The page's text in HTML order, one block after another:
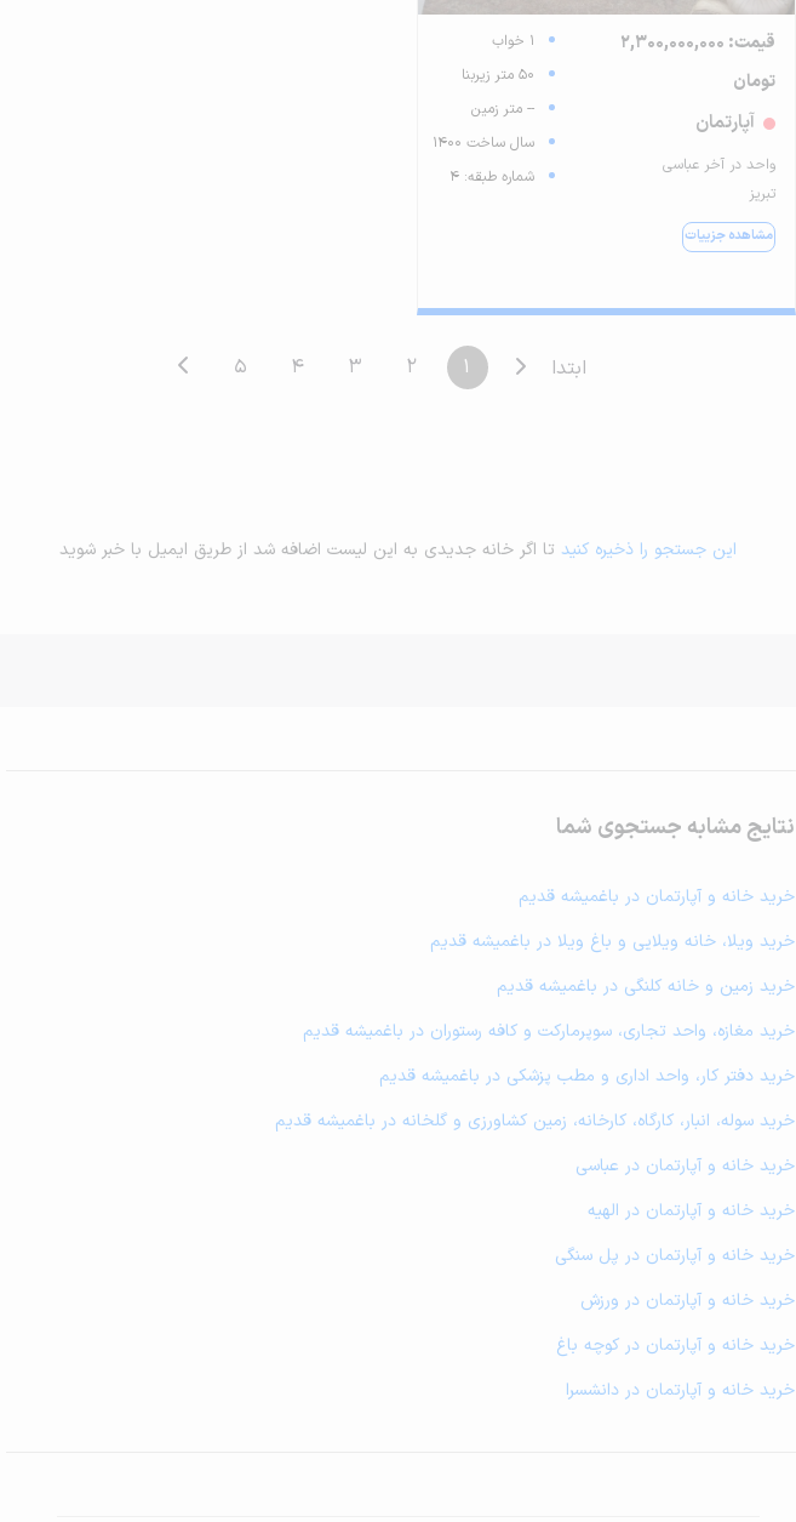
قیمت: 2,300,000,000
تومان
آپارتمان
واحد در آخر عباسی
تبریز
مشاهده جزییات
1 خواب
50 متر زیربنا
-- متر زمین
سال ساخت 1400
شماره طبقه: 4
ابتدا 1
2
3
4
5
این جستجو را ذخیره کنید تا اگر خانه جدیدی به این لیست اضافه شد از طریق ایمیل با خبر شوید
نتایج مشابه جستجوی شما
خرید خانه و آپارتمان در باغمیشه قدیم
خرید ویلا، خانه ویلایی و باغ ویلا در باغمیشه قدیم
خرید زمین و خانه کلنگی در باغمیشه قدیم
خرید مغازه، واحد تجاری، سوپرمارکت و کافه رستوران در باغمیشه قدیم
خرید دفتر کار، واحد اداری و مطب پزشکی در باغمیشه قدیم
خرید سوله، انبار، کارگاه، کارخانه، زمین کشاورزی و گلخانه در باغمیشه قدیم
خرید خانه و آپارتمان در عباسی
خرید خانه و آپارتمان در الهیه
خرید خانه و آپارتمان در پل سنگی
خرید خانه و آپارتمان در ورزش
خرید خانه و آپارتمان در کوچه باغ
خرید خانه و آپارتمان در دانشسرا